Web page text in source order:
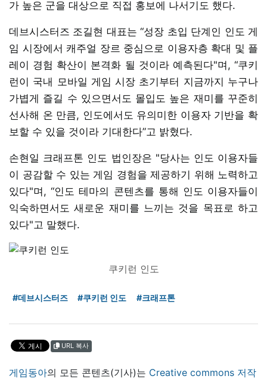
가 높은 군을 대상으로 직접 홍보에 나서기도 했다.
데브시스터즈 조길현 대표는 “성장 초입 단계인 인도 게
임 시장에서 캐주얼 장르 중심으로 이용자층 확대 및 플
레이 경험 확산이 본격화 될 것이라 예측된다"며, “쿠키
런이 국내 모바일 게임 시장 초기부터 지금까지 누구나
가볍게 즐길 수 있으면서도 몰입도 높은 재미를 꾸준히
선사해 온 만큼, 인도에서도 유의미한 이용자 기반을 확
보할 수 있을 것이라 기대한다”고 밝혔다.
손현일 크래프톤 인도 법인장은 "당사는 인도 이용자들
이 공감할 수 있는 게임 경험을 제공하기 위해 노력하고
있다"며, “인도 테마의 콘텐츠를 통해 인도 이용자들이
익숙하면서도 새로운 재미를 느끼는 것을 목표로 하고
있다"고 말했다.
쿠키런 인도
#데브시스터즈 #쿠키런 인도 #크래프톤
URL 복사
게임동아의 모든 콘텐츠(기사)는 Creative commons 저작